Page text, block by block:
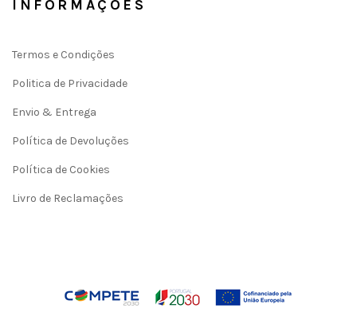
INFORMAÇÕES
Termos e Condições
Politica de Privacidade
Envio & Entrega
Política de Devoluções
Política de Cookies
Livro de Reclamações